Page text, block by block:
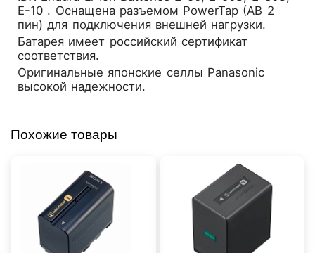
E-10 . Оснащена разъемом PowerTap (AB 2
пин) для подключения внешней нагрузки.
Батарея имеет российский сертификат
соответствия.
Оригинальные японские селлы Panasonic
высокой надежности.
Похожие товары